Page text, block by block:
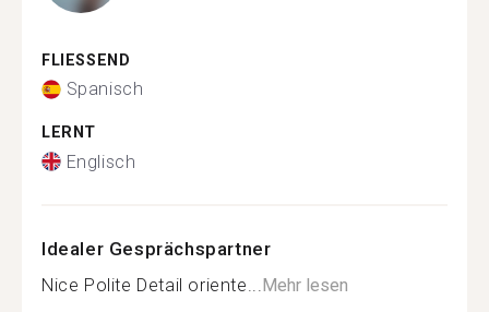
FLIESSEND
Spanisch
LERNT
Englisch
Idealer Gesprächspartner
Nice Polite Detail oriente... Mehr lesen